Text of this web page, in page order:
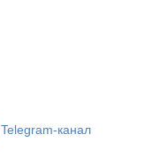
Telegram-канал